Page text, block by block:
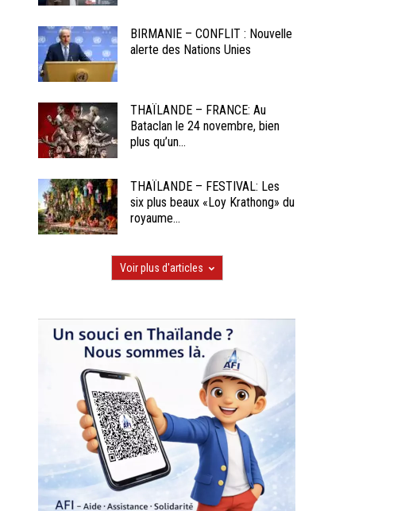
BIRMANIE – CONFLIT : Nouvelle
alerte des Nations Unies
THAÏLANDE – FRANCE: Au
Bataclan le 24 novembre, bien
plus qu’un...
THAÏLANDE – FESTIVAL: Les
six plus beaux «Loy Krathong» du
royaume...
Voir plus d'articles